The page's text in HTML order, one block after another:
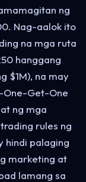
ng
Nag-aalok ito
na mga ruta
hanggang
$1M), na may
One-Get-One
ng mga
rules ng
hindi palaging
marketing at
lamang sa